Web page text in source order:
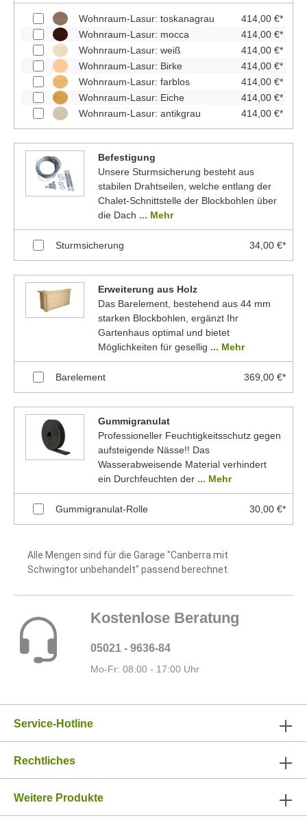
Wohnraum-Lasur: toskanagrau
414,00 €*
Wohnraum-Lasur: mocca
414,00 €*
Wohnraum-Lasur: weiß
414,00 €*
Wohnraum-Lasur: Birke
414,00 €*
Wohnraum-Lasur: farblos
414,00 €*
Wohnraum-Lasur: Eiche
414,00 €*
Wohnraum-Lasur: antikgrau
414,00 €*
Befestigung
Unsere Sturmsicherung besteht aus
stabilen Drahtseilen, welche entlang der
Chalet-Schnittstelle der Blockbohlen über
die Dach ... Mehr
Sturmsicherung 34,00 €*
Erweiterung aus Holz
Das Barelement, bestehend aus 44 mm
starken Blockbohlen, ergänzt Ihr
Gartenhaus optimal und bietet
Möglichkeiten für gesellig ... Mehr
Barelement 369,00 €*
Gummigranulat
Professioneller Feuchtigkeitsschutz gegen
aufsteigende Nässe!! Das
Wasserabweisende Material verhindert
ein Durchfeuchten der ... Mehr
Gummigranulat-Rolle 30,00 €*
Alle Mengen sind für die Garage "Canberra mit
Schwingtor unbehandelt" passend berechnet.
Kostenlose Beratung
05021 - 9636-84
Mo-Fr: 08:00 - 17:00 Uhr
Service-Hotline
Rechtliches
Weitere Produkte